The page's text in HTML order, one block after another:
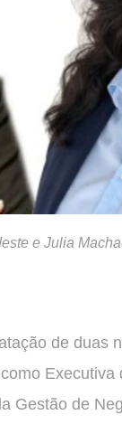
e Julia
de duas
Gestão de